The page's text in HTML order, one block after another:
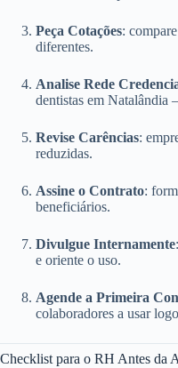
Peça Cotações:
diferentes.
Analise Rede
dentistas em Natalândia
Revise Carências:
reduzidas.
Assine o Contrato:
beneficiários.
Divulgue Internamente
e oriente o uso.
Agende a Primeira
colaboradores a usar
Checklist para o RH Antes da